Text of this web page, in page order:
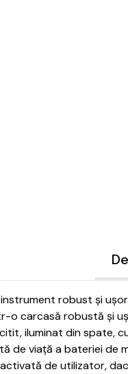
robust și
o carcasă robustă și
iluminat din spate,
de viață a bateriei de
de utilizator,